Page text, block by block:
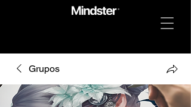
Grupos